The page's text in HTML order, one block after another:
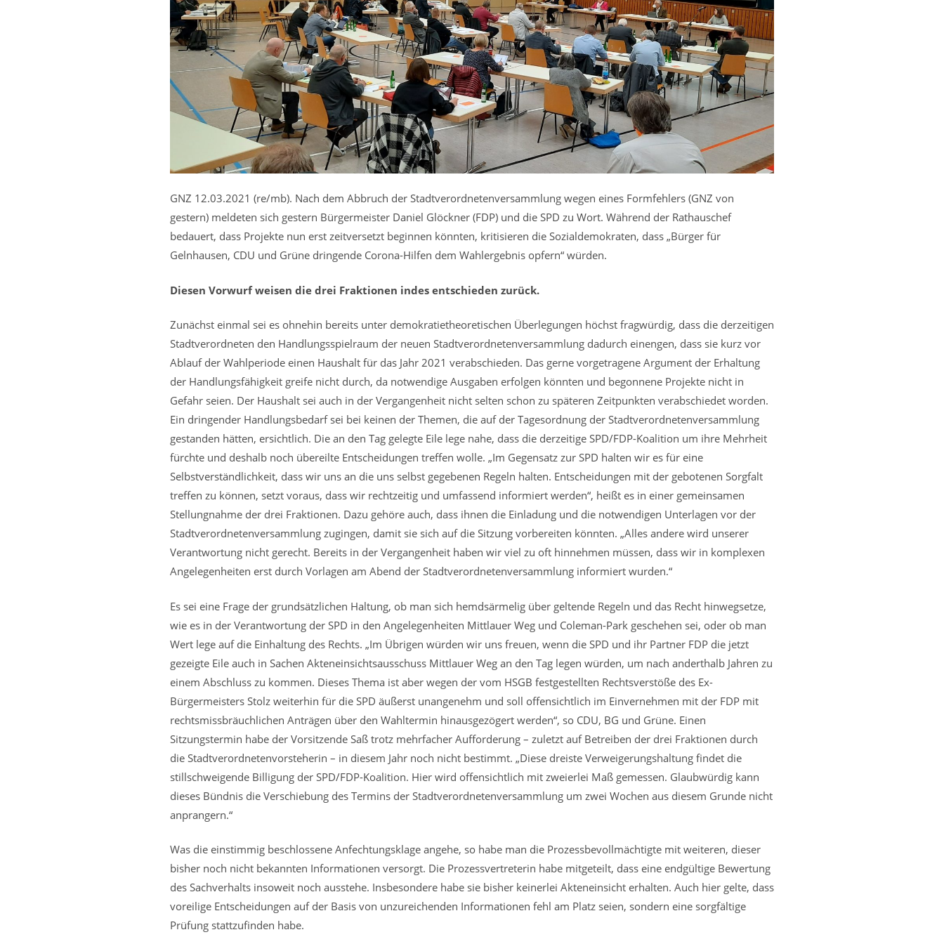
GNZ 12.03.2021 (re/mb). Nach dem Abbruch der Stadtverordnetenversammlung wegen eines Formfehlers (GNZ von
gestern) meldeten sich gestern Bürgermeister Daniel Glöckner (FDP) und die SPD zu Wort. Während der Rathauschef
bedauert, dass Projekte nun erst zeitversetzt beginnen könnten, kritisieren die Sozialdemokraten, dass „Bürger für
Gelnhausen, CDU und Grüne dringende Corona-Hilfen dem Wahlergebnis opfern“ würden.
Diesen Vorwurf weisen die drei Fraktionen indes entschieden zurück.
Zunächst einmal sei es ohnehin bereits unter demokratietheoretischen Überlegungen höchst fragwürdig, dass die derzeitigen
Stadtverordneten den Handlungsspielraum der neuen Stadtverordnetenversammlung dadurch einengen, dass sie kurz vor
Ablauf der Wahlperiode einen Haushalt für das Jahr 2021 verabschieden. Das gerne vorgetragene Argument der Erhaltung
der Handlungsfähigkeit greife nicht durch, da notwendige Ausgaben erfolgen könnten und begonnene Projekte nicht in
Gefahr seien. Der Haushalt sei auch in der Vergangenheit nicht selten schon zu späteren Zeitpunkten verabschiedet worden.
Ein dringender Handlungsbedarf sei bei keinen der Themen, die auf der Tagesordnung der Stadtverordnetenversammlung
gestanden hätten, ersichtlich. Die an den Tag gelegte Eile lege nahe, dass die derzeitige SPD/FDP-Koalition um ihre Mehrheit
fürchte und deshalb noch übereilte Entscheidungen treffen wolle. „Im Gegensatz zur SPD halten wir es für eine
Selbstverständlichkeit, dass wir uns an die uns selbst gegebenen Regeln halten. Entscheidungen mit der gebotenen Sorgfalt
treffen zu können, setzt voraus, dass wir rechtzeitig und umfassend informiert werden“, heißt es in einer gemeinsamen
Stellungnahme der drei Fraktionen. Dazu gehöre auch, dass ihnen die Einladung und die notwendigen Unterlagen vor der
Stadtverordnetenversammlung zugingen, damit sie sich auf die Sitzung vorbereiten könnten. „Alles andere wird unserer
Verantwortung nicht gerecht. Bereits in der Vergangenheit haben wir viel zu oft hinnehmen müssen, dass wir in komplexen
Angelegenheiten erst durch Vorlagen am Abend der Stadtverordnetenversammlung informiert wurden.“
Es sei eine Frage der grundsätzlichen Haltung, ob man sich hemdsärmelig über geltende Regeln und das Recht hinwegsetze,
wie es in der Verantwortung der SPD in den Angelegenheiten Mittlauer Weg und Coleman-Park geschehen sei, oder ob man
Wert lege auf die Einhaltung des Rechts. „Im Übrigen würden wir uns freuen, wenn die SPD und ihr Partner FDP die jetzt
gezeigte Eile auch in Sachen Akteneinsichtsausschuss Mittlauer Weg an den Tag legen würden, um nach anderthalb Jahren zu
einem Abschluss zu kommen. Dieses Thema ist aber wegen der vom HSGB festgestellten Rechtsverstöße des Ex-
Bürgermeisters Stolz weiterhin für die SPD äußerst unangenehm und soll offensichtlich im Einvernehmen mit der FDP mit
rechtsmissbräuchlichen Anträgen über den Wahltermin hinausgezögert werden“, so CDU, BG und Grüne. Einen
Sitzungstermin habe der Vorsitzende Saß trotz mehrfacher Aufforderung – zuletzt auf Betreiben der drei Fraktionen durch
die Stadtverordnetenvorsteherin – in diesem Jahr noch nicht bestimmt. „Diese dreiste Verweigerungshaltung findet die
stillschweigende Billigung der SPD/FDP-Koalition. Hier wird offensichtlich mit zweierlei Maß gemessen. Glaubwürdig kann
dieses Bündnis die Verschiebung des Termins der Stadtverordnetenversammlung um zwei Wochen aus diesem Grunde nicht
anprangern.“
Was die einstimmig beschlossene Anfechtungsklage angehe, so habe man die Prozessbevollmächtigte mit weiteren, dieser
bisher noch nicht bekannten Informationen versorgt. Die Prozessvertreterin habe mitgeteilt, dass eine endgültige Bewertung
des Sachverhalts insoweit noch ausstehe. Insbesondere habe sie bisher keinerlei Akteneinsicht erhalten. Auch hier gelte, dass
voreilige Entscheidungen auf der Basis von unzureichenden Informationen fehl am Platz seien, sondern eine sorgfältige
Prüfung stattzufinden habe.